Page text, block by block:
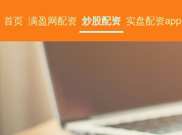
首页 满盈网配资 炒股配资 实盘配资app